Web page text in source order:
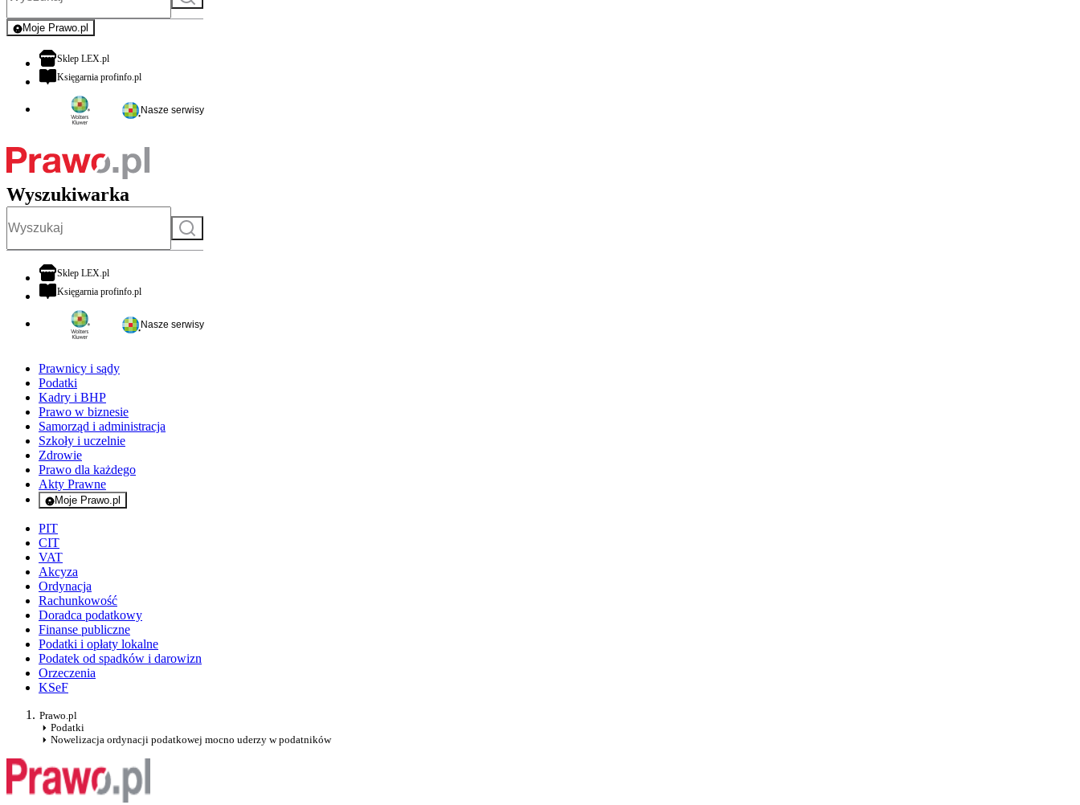
Moje Prawo.pl
- rejestracja i logowanie do serwisu
Sklep LEX.plotwiera się w nowej karcie
Księgarnia profinfo.plotwiera się w nowej karcie
Nasze serwisy
Wyszukiwarka
Szukaj
Sklep LEX.plotwiera się w nowej karcie
Księgarnia profinfo.plotwiera się w nowej karcie
Nasze serwisy
Prawnicy i sądy
Podatki
Kadry i BHP
Prawo w biznesie
Samorząd i administracja
Szkoły i uczelnie
Zdrowie
Prawo dla każdego
Akty Prawne
Moje Prawo.pl
- rejestracja i logowanie do serwisu
PIT
CIT
VAT
Akcyza
Ordynacja
Rachunkowość
Doradca podatkowy
Finanse publiczne
Podatki i opłaty lokalne
Podatek od spadków i darowizn
Orzeczenia
KSeF
Prawo.pl
Podatki
Nowelizacja ordynacji podatkowej mocno uderzy w podatników